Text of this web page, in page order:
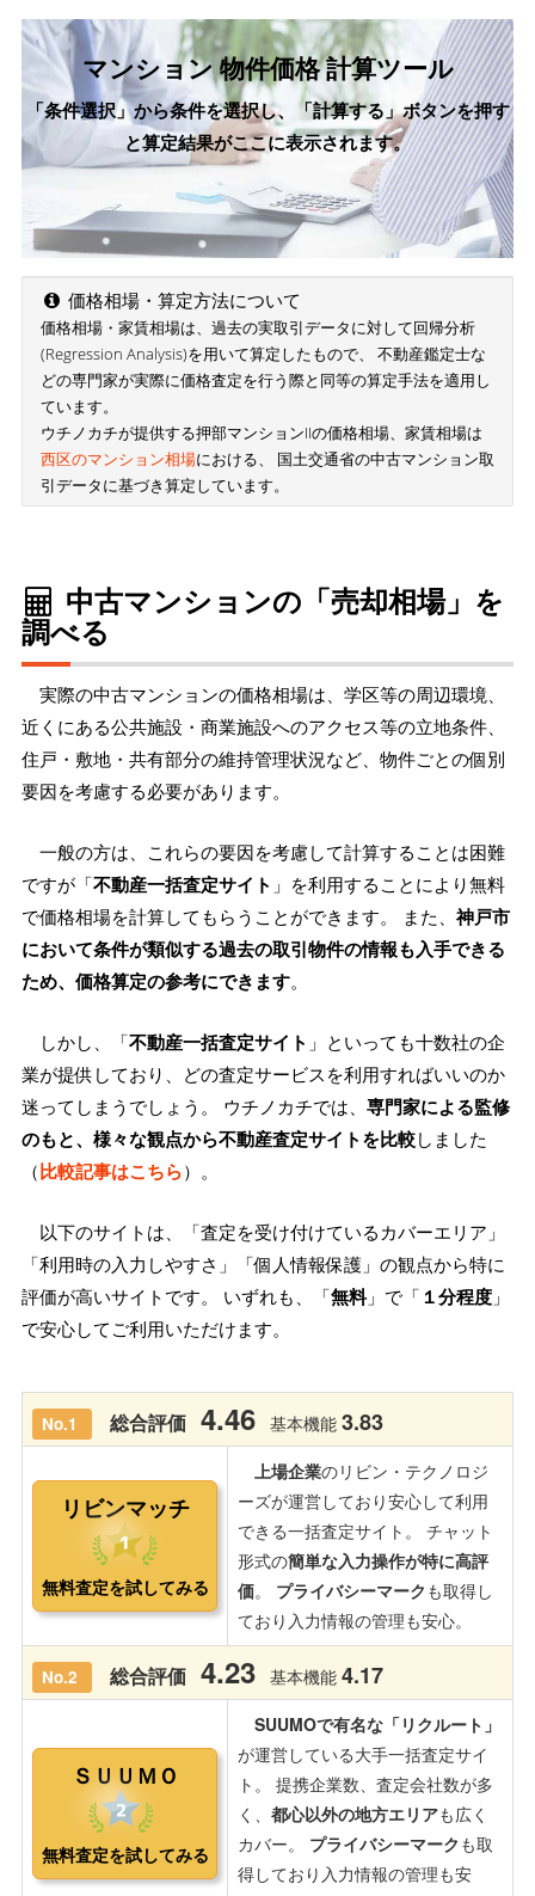
マンション 物件価格 計算ツール
「条件選択」から条件を選択し、「計算する」ボタンを押す
と算定結果がここに表示されます。
価格相場・算定方法について
価格相場・家賃相場は、過去の実取引データに対して回帰分析
(Regression Analysis)を用いて算定したもので、 不動産鑑定士な
どの専門家が実際に価格査定を行う際と同等の算定手法を適用し
ています。
ウチノカチが提供する押部マンションIIの価格相場、家賃相場は
西区のマンション相場における、 国土交通省の中古マンション取
引データに基づき算定しています。
中古マンションの「売却相場」を
調べる
実際の中古マンションの価格相場は、学区等の周辺環境、
近くにある公共施設・商業施設へのアクセス等の立地条件、
住戸・敷地・共有部分の維持管理状況など、物件ごとの個別
要因を考慮する必要があります。
一般の方は、これらの要因を考慮して計算することは困難
ですが「不動産一括査定サイト 」を利用することにより無料
で価格相場を計算してもらうことができます。 また、 神戸市
において条件が類似する過去の取引物件の情報も入手できる
ため、価格算定の参考にできます。
しかし、「不動産一括査定サイト 」といっても十数社の企
業が提供しており、どの査定サービスを利用すればいいのか
迷ってしまうでしょう。 ウチノカチでは、 専門家による監修
のもと、様々な観点から不動産査定サイトを比較しました
（比較記事はこちら）。
以下のサイトは、「査定を受け付けているカバーエリア」
「利用時の入力しやすさ」「個人情報保護」の観点から特に
評価が高いサイトです。 いずれも、「無料」で「 １分程度 」
で安心してご利用いただけます。